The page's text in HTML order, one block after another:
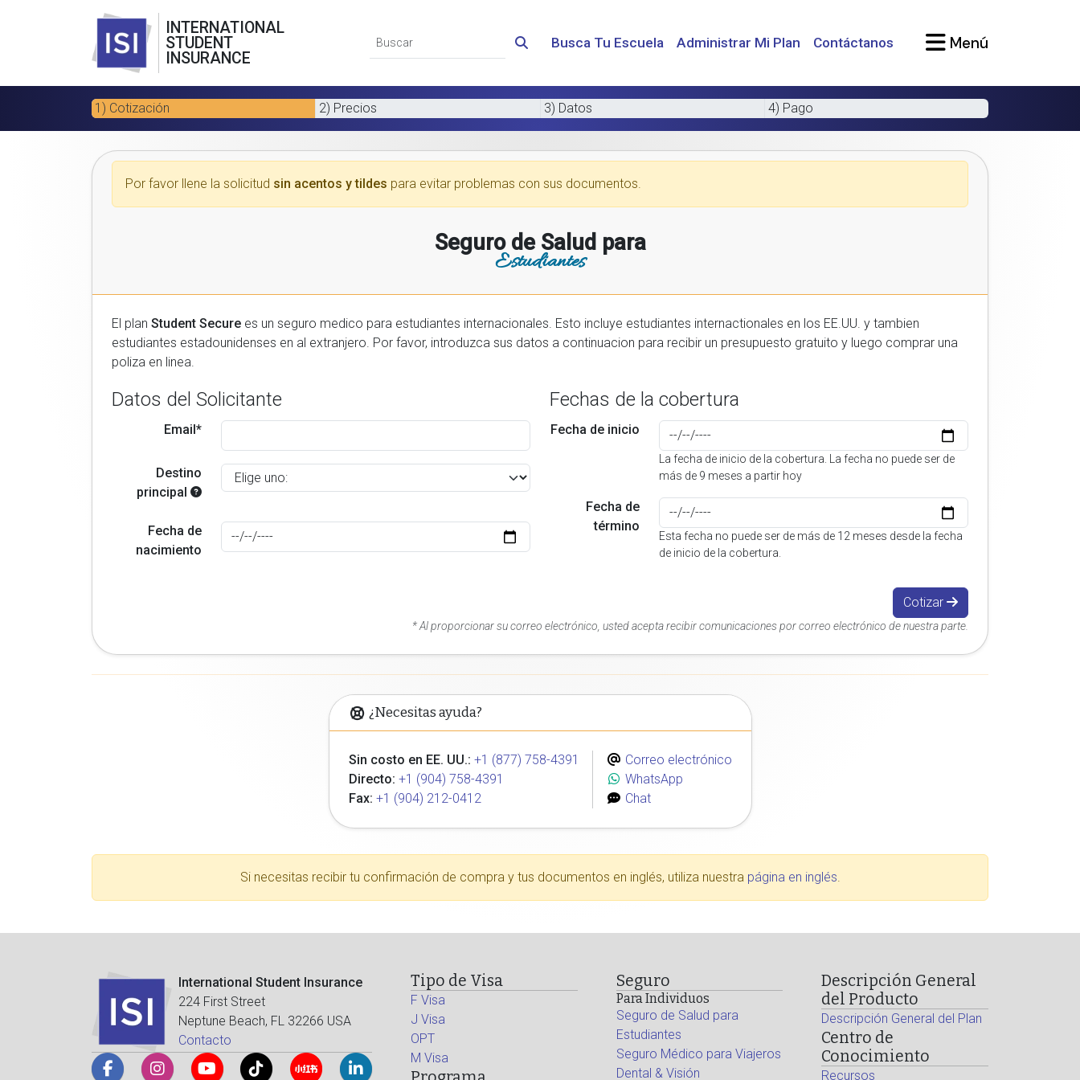
INTERNATIONAL
STUDENT
INSURANCE
Busca Tu Escuela Administrar Mi Plan Contáctanos Menú
1) Cotización 2) Precios 3) Datos 4) Pago
Por favor llene la solicitud sin acentos y tildes para evitar problemas con sus documentos.
Seguro de Salud para
Estudiantes
El plan Student Secure es un seguro medico para estudiantes internacionales. Esto incluye estudiantes internactionales en los EE.UU. y tambien
estudiantes estadounidenses en al extranjero. Por favor, introduzca sus datos a continuacion para recibir un presupuesto gratuito y luego comprar una
poliza en linea.
Datos del Solicitante
Email*
Destino
principal
Fecha de
nacimiento
Fechas de la cobertura
Fecha de inicio
La fecha de inicio de la cobertura. La fecha no puede ser de
más de 9 meses a partir hoy
Fecha de
término
Esta fecha no puede ser de más de 12 meses desde la fecha
de inicio de la cobertura.
Cotizar
* Al proporcionar su correo electrónico, usted acepta recibir comunicaciones por correo electrónico de nuestra parte.
¿Necesitas ayuda?
Sin costo en EE. UU.: +1 (877) 758-4391
Directo: +1 (904) 758-4391
Fax: +1 (904) 212-0412
Correo electrónico
WhatsApp
Chat
Si necesitas recibir tu confirmación de compra y tus documentos en inglés, utiliza nuestra página en inglés.
International Student Insurance
224 First Street
Neptune Beach, FL 32266 USA
Contacto
Tipo de Visa
F Visa
J Visa
OPT
M Visa
Seguro
Para Individuos
Seguro de Salud para
Estudiantes
Seguro Médico para Viajeros
Dental & Visión
Descripción General
del Producto
Descripción General del Plan
Centro de
Conocimiento
Recursos